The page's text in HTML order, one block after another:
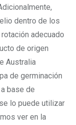
dentro de los
adecuado
de origen
Australia
de germinación
base de
lo puede utilizar
ver en la